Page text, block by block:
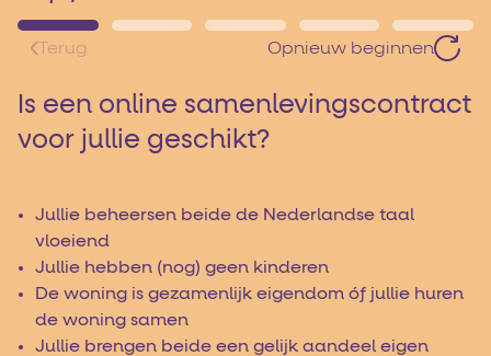
Terug Opnieuw beginnen
Is een online samenlevingscontract
voor jullie geschikt?
Jullie beheersen beide de Nederlandse taal
vloeiend
Jullie hebben (nog) geen kinderen
De woning is gezamenlijk eigendom óf jullie huren
de woning samen
Jullie brengen beide een gelijk aandeel eigen